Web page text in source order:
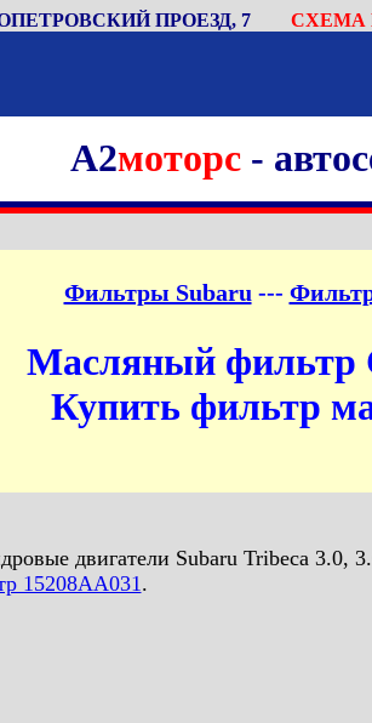
ПРОЕЗД, 7 СХЕМА
A2моторс -
Фильтры Subaru ---
Масляный фильтр
Купить фильтр
двигатели Subaru Tribeca 3.0,
15208AA031.